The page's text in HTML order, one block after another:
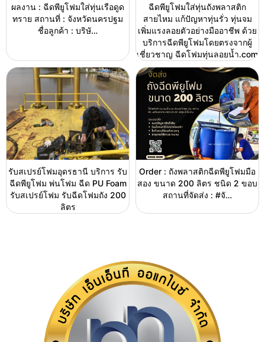
ผลงาน : ฉีดพียูโฟมใส่ทุ่นเรือดูด
ทราย สถานที่ : จังหวัดนครปฐม
ชื่อลูกค้า : บริษั…
ฉีดพียูโฟมใส่ทุ่นถังพลาสติก
สายไหม แก้ปัญหาทุ่นรั่ว ทุ่นจม
เพิ่มแรงลอยตัวอย่างมืออาชีพ ด้วย
บริการฉีดพียูโฟมโดยตรงจากผู้
เชี่ยวชาญ ฉีดโฟมทุ่นลอยน้ำ.com
รับสเปรย์โฟมอุดรธานี บริการ รับ
ฉีดพียูโฟม พ่นโฟม ฉีด PU Foam
รับสเปรย์โฟม รับฉีดโฟมถัง 200
ลิตร
Order : ถังพลาสติกฉีดพียูโฟมมือ
สอง ขนาด 200 ลิตร ชนิด 2 ขอบ
สถานที่จัดส่ง : #จั…